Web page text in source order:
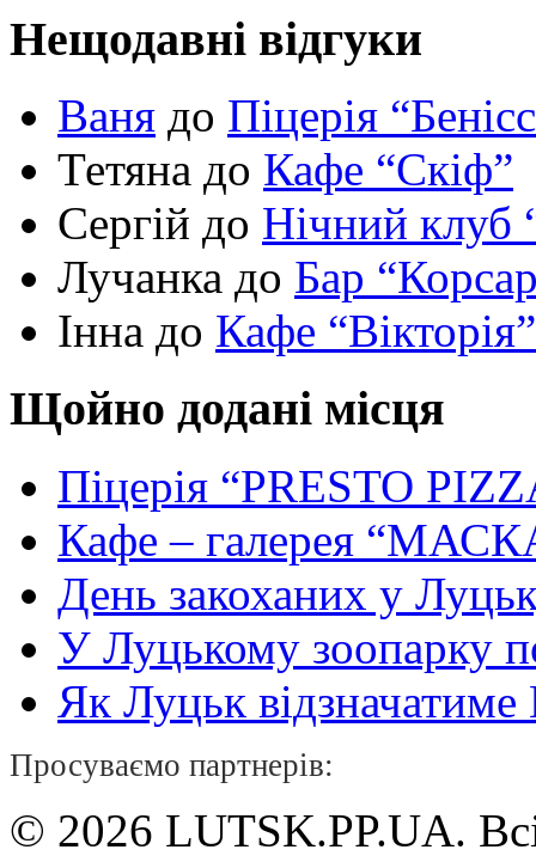
Нещодавні відгуки
Ваня до Піцерія
Тетяна до Кафе “Скіф”
Сергій до Нічний клуб
Лучанка до Бар
Інна до Кафе “Вікторія”
Щойно додані місця
Піцерія “PRESTO
Кафе – галерея
День закоханих у
У Луцькому зоопарку
Як Луцьк відзначатиме
Просуваємо партнерів:
© 2026 LUTSK.PP.UA.